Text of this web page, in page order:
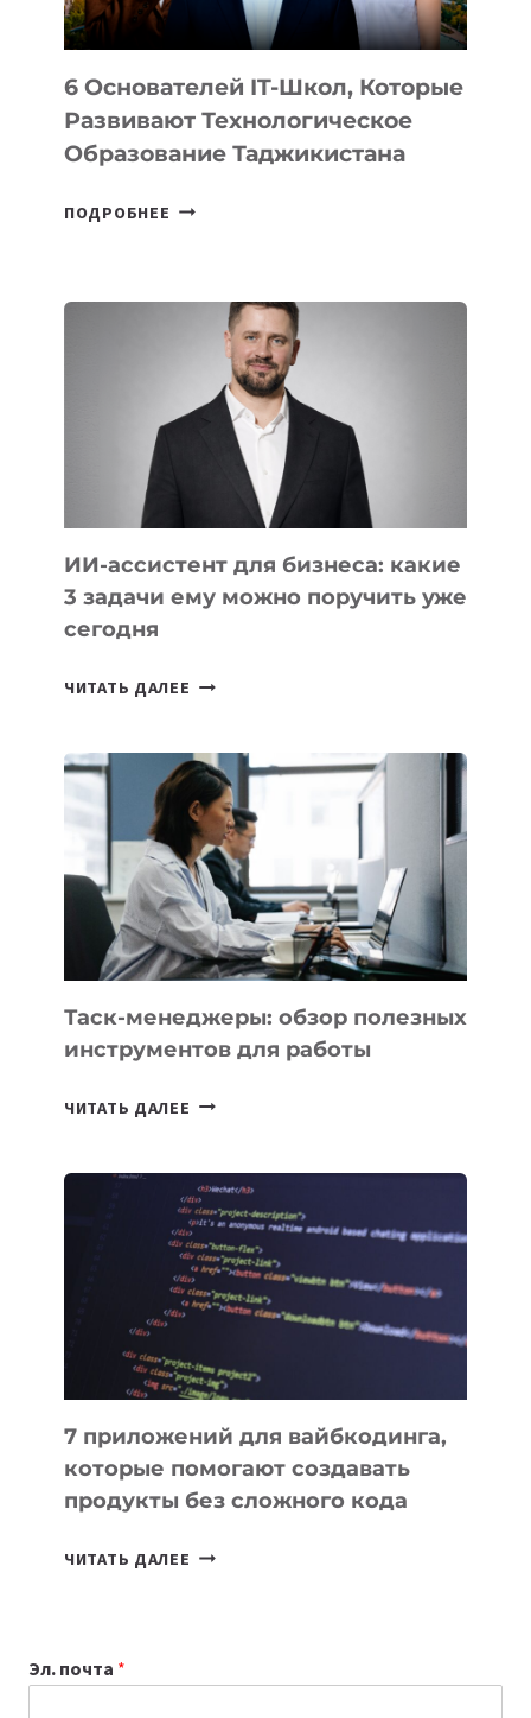
6 Основателей IT-Школ, Которые
Развивают Технологическое
Образование Таджикистана
ПОДРОБНЕЕ 6
КОТОРЫЕ
РАЗВИВАЮТ
ТЕХНОЛОГИЧЕСКОЕ
ОБРАЗОВАНИЕ
ТАДЖИКИСТАНА
ИИ-ассистент для бизнеса: какие
3 задачи ему можно поручить уже
сегодня
ЧИТАТЬ ДАЛЕЕ ИИ-
БИЗНЕСА:
КАКИЕ
3
ЗАДАЧИ
ЕМУ
МОЖНО
ПОРУЧИТЬ
УЖЕ
Таск-менеджеры: обзор полезных
инструментов для работы
ЧИТАТЬ ДАЛЕЕ ТАСК-
ПОЛЕЗНЫХ
ИНСТРУМЕНТОВ
ДЛЯ
РАБОТЫ
7 приложений для вайбкодинга,
которые помогают создавать
продукты без сложного кода
ЧИТАТЬ ДАЛЕЕ 7
Эл. почта *